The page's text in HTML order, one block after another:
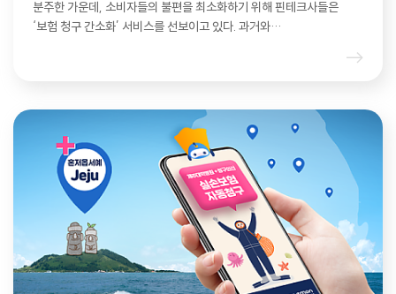
분주한 가운데, 소비자들의 불편을 최소화하기 위해 핀테크사들은
‘보험 청구 간소화’ 서비스를 선보이고 있다. 과거와…